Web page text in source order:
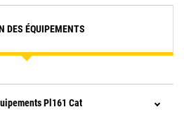
DES ÉQUIPEMENTS
Pl161 Cat